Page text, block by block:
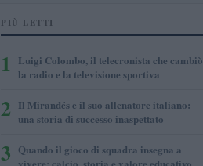
PIÙ LETTI
1
Luigi Colombo, il telecronista che cambiò
la radio e la televisione sportiva
2 Il Mirandés e il suo allenatore italiano:
una storia di successo inaspettato
3 Quando il gioco di squadra insegna a